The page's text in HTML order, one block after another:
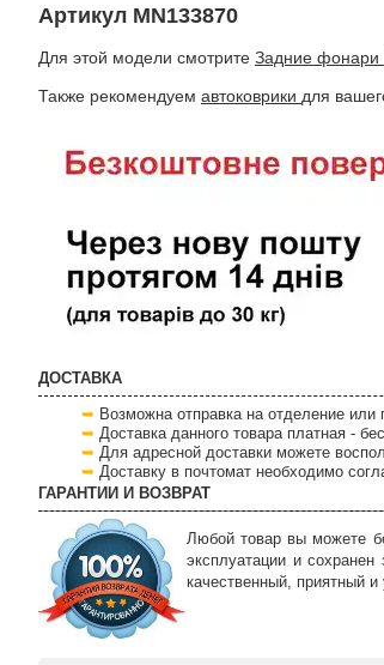
Артикул MN133870
Для этой модели смотрите Задние фонари
Также рекомендуем автоковрики для
ДОСТАВКА
Возможна отправка на отделение или
Доставка данного товара платная -
Для адресной доставки можете
Доставку в почтомат необходимо
ГАРАНТИИ И ВОЗВРАТ
Любой товар вы можете
эксплуатации и
качественный, приятный